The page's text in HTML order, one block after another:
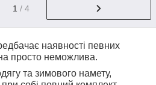
1 / 4
наявності певних
просто неможлива.
та зимового намету,